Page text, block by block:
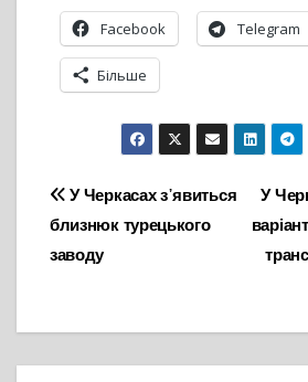
Facebook Telegram
Більше
Навігація
записів
У
У Черкасах з᾽явиться
близнюк турецького
заводу